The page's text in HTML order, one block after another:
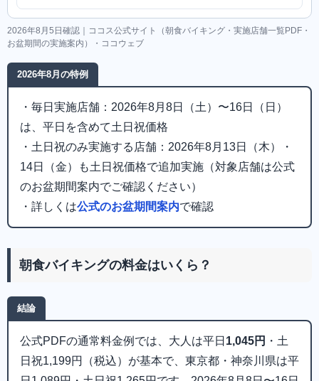
2026年8月5日確認｜ココス公式サイト（朝食バイキング・実施店舗一覧PDF・
お盆期間の実施案内）・ココウェブ
2026年8月の特例
・毎日実施店舗：2026年8月8日（土）〜16日（日）
は、平日を含めて土日祝価格
・土日祝のみ実施する店舗：2026年8月13日（木）・
14日（金）も土日祝価格で追加実施（対象店舗は公式
のお盆期間案内でご確認ください）
・詳しくは公式のお盆期間案内で確認
朝食バイキングの料金はいくら？
結論
公式PDFの通常料金例では、大人は平日 1,045円 ・土
日祝1,199円（税込）が基本で、東京都・神奈川県は平